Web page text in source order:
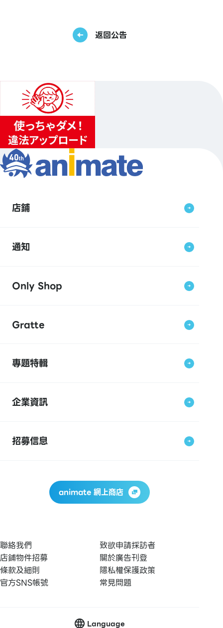
返回公告
店鋪
通知
Only Shop
Gratte
專題特輯
企業資訊
招募信息
animate 網上商店
聯絡我們
致欲申請採訪者
店鋪物件招募
關於廣告刊登
條款及細則
隱私權保護政策
官方SNS帳號
常見問題
Language